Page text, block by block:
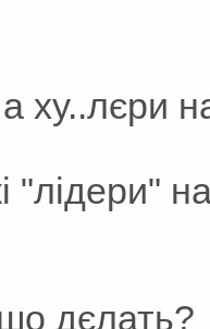
ху..лєри
"лідери"
дєлать?